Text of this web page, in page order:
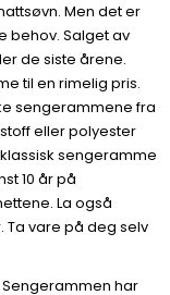
Men det er
behov. Salget av
de siste årene.
til en rimelig pris.
sengerammene fra
eller polyester
sengeramme
10 år på
La også
vare på deg selv
har